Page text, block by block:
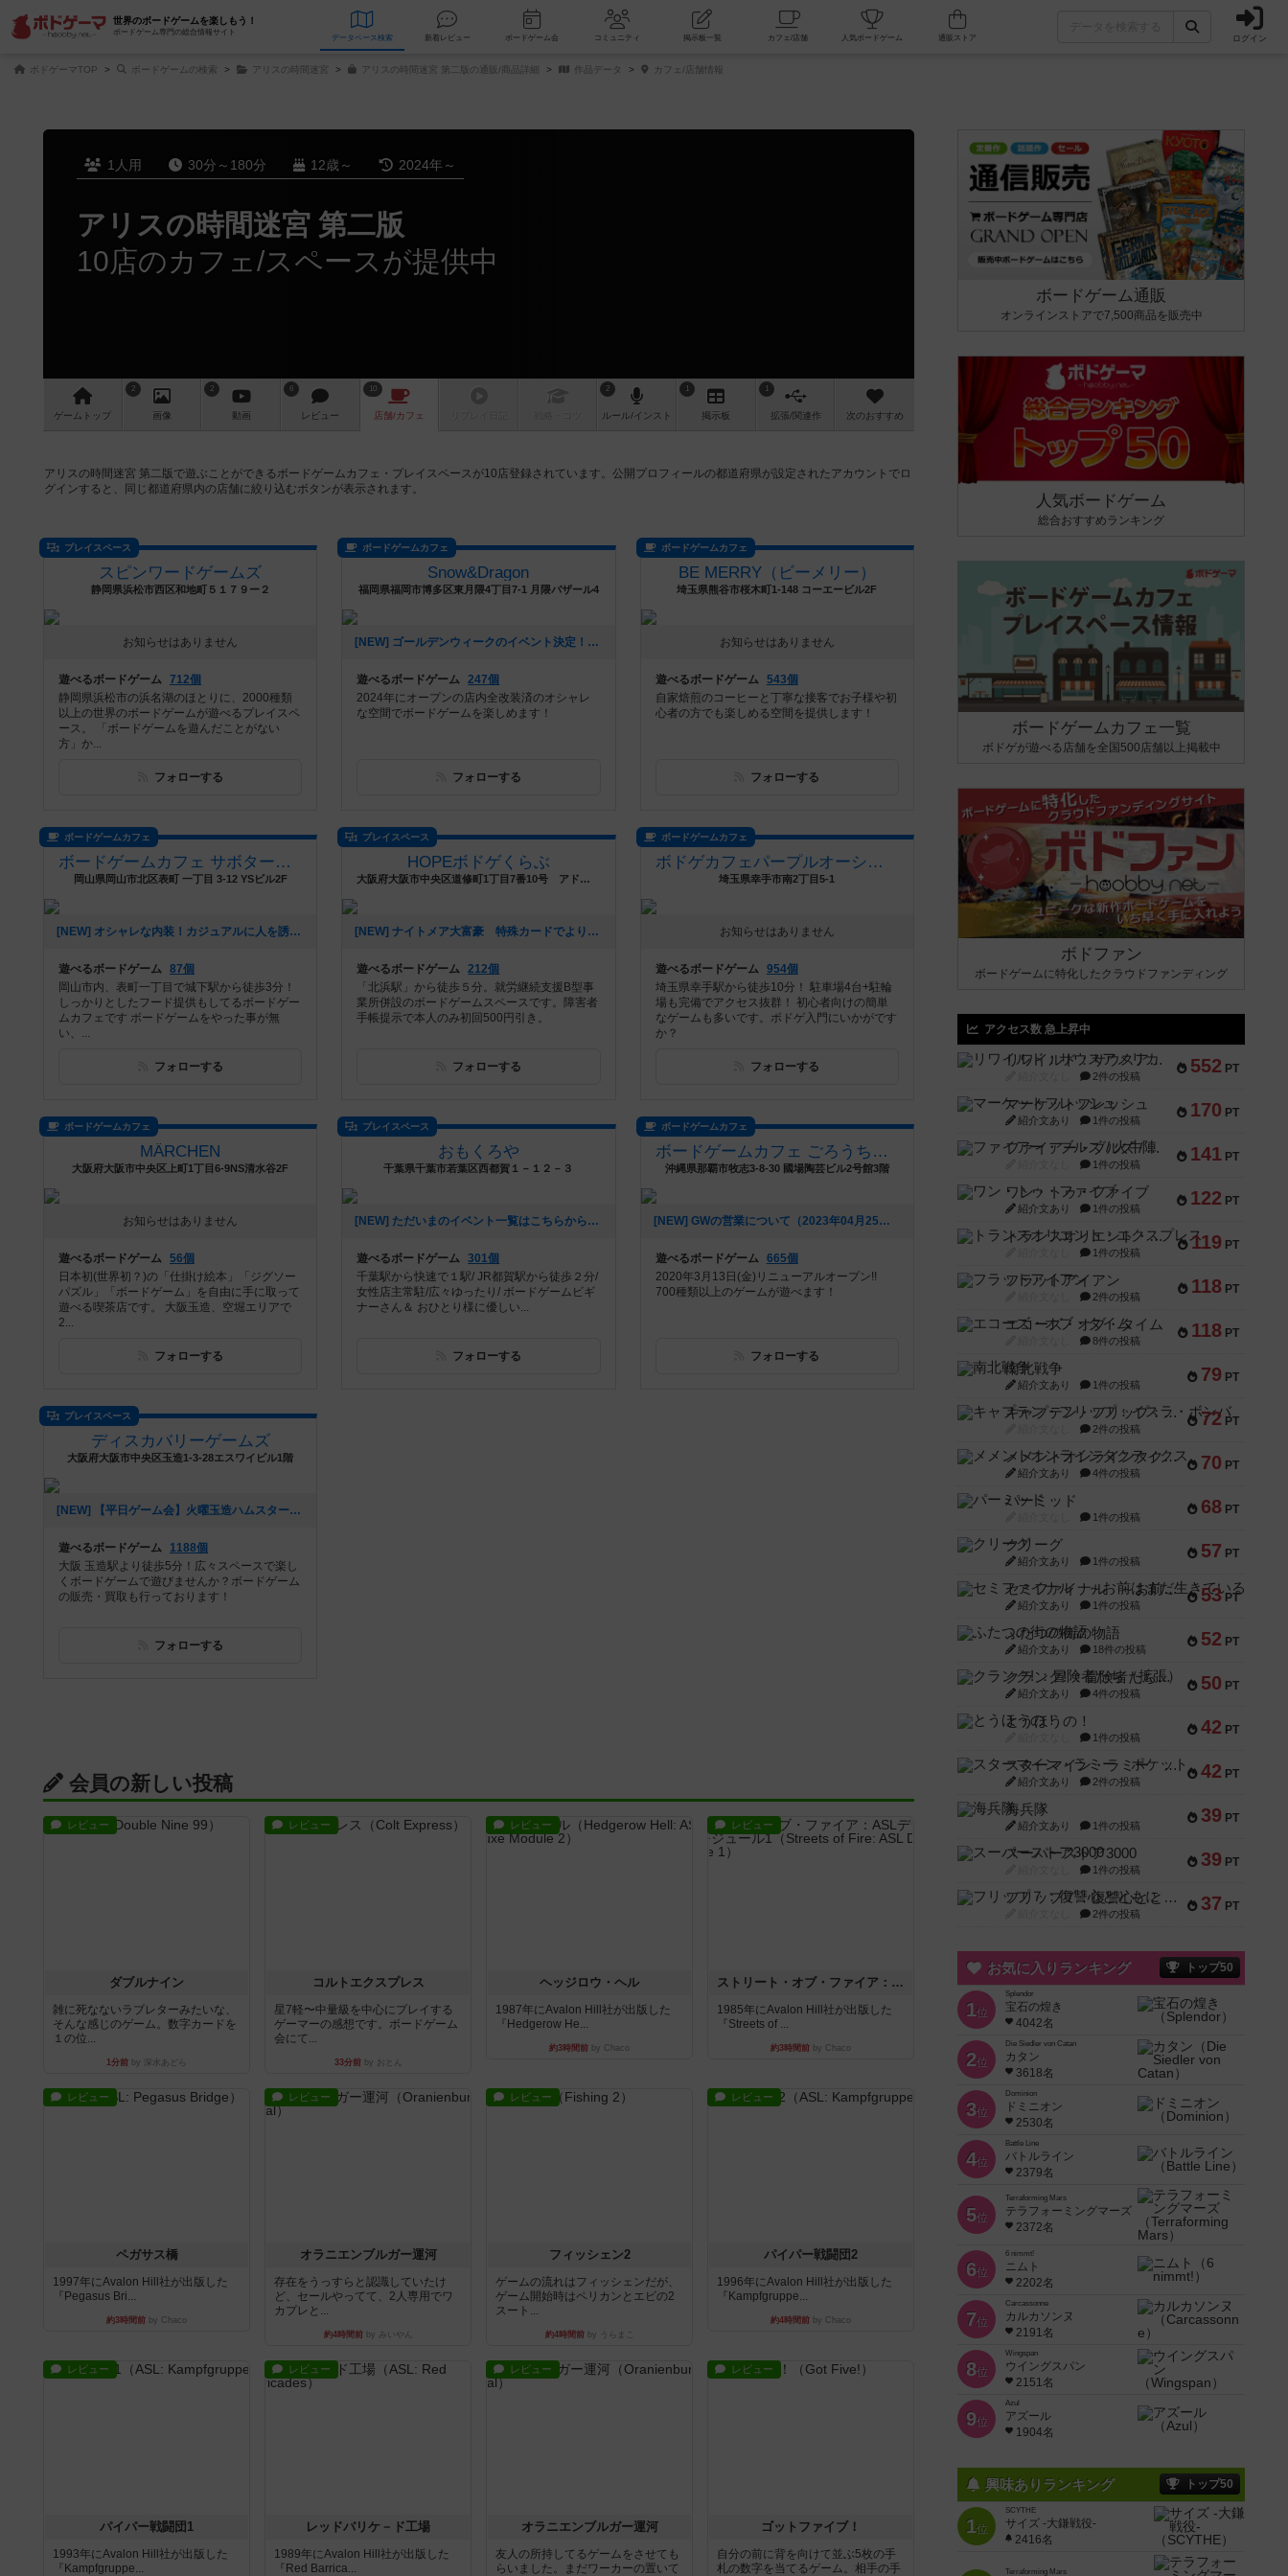
世界のボードゲームを楽しもう！
ボードゲーム専門の総合情報サイト
データベース 検索 新着レビュー ボードゲーム会 コミュニティ 掲示板一覧 カフェ/店舗 人気ボードゲーム ログイン
ボドゲーマTOP ボードゲームの検索 アリスの時間迷宮 アリスの時間迷宮 第二版の通販/商品詳細 作品データ カフェ/店舗情報
1人用 30分～180分 12歳～ 2024年～
アリスの時間迷宮 第二版
10店のカフェ/スペースが提供中
ゲーム トップ
2
画像
2
動画
6
レビュー
10
店舗/カフェ
2
ルール/インスト
1
掲示板
1
拡張/関連作 次のおすすめ
アリスの時間迷宮 第二版で遊ぶことができるボードゲームカフェ・プレイスペースが10店登録されています。公開プロフィールの都道府県が設定されたアカウントでロ
グインすると、同じ都道府県内の店舗に絞り込むボタンが表示されます。
プレイスペース
スピンワードゲームズ
静岡県浜松市西区和地町５１７９ー２
お知らせはありません
遊べるボードゲーム 712個
静岡県浜松市の浜名湖のほとりに、2000種類
以上の世界のボードゲームが遊べるプレイスペ
ース。 「ボードゲームを遊んだことがない
方」か...
フォローする
ボードゲームカフェ
Snow&Dragon
福岡県福岡市博多区東月隈4丁目7-1 月隈バザール4
[NEW] ゴールデンウィークのイベント決定！！（2026年04月28日 15時49分）
遊べるボードゲーム 247個
2024年にオープンの店内全改装済のオシャレ
な空間でボードゲームを楽しめます！
フォローする
ボードゲームカフェ
BE MERRY（ビーメリー）
埼玉県熊谷市桜木町1-148 コーエービル2F
お知らせはありません
遊べるボードゲーム 543個
自家焙煎のコーヒーと丁寧な接客でお子様や初
心者の方でも楽しめる空間を提供します！
フォローする
ボードゲームカフェ
ボードゲームカフェ サボタージュ
岡山県岡山市北区表町 一丁目 3-12 YSビル2F
[NEW] オシャレな内装！カジュアルに人を誘えるお店です！（2025年06月17日 10時54分）
遊べるボードゲーム 87個
岡山市内、表町一丁目で城下駅から徒歩3分！
しっかりとしたフード提供もしてるボードゲー
ムカフェです ボードゲームをやった事が無
い、...
フォローする
プレイスペース
HOPEボドゲくらぶ
大阪府大阪市中央区道修町1丁目7番10号 アドバンスビル北浜３F
[NEW] ナイトメア大富豪 特殊カードでより戦略的になった大富豪（2025年02月03日 11時33分）
遊べるボードゲーム 212個
「北浜駅」から徒歩５分。就労継続支援B型事
業所併設のボードゲームスペースです。障害者
手帳提示で本人のみ初回500円引き。
フォローする
ボードゲームカフェ
ボドゲカフェパープルオーシャン
埼玉県幸手市南2丁目5-1
お知らせはありません
遊べるボードゲーム 954個
埼玉県幸手駅から徒歩10分！ 駐車場4台+駐輪
場も完備でアクセス抜群！ 初心者向けの簡単
なゲームも多いです。ボドゲ入門にいかがです
か？
フォローする
ボードゲームカフェ
MÄRCHEN
大阪府大阪市中央区上町1丁目6-9NS清水谷2F
お知らせはありません
遊べるボードゲーム 56個
日本初(世界初？)の「仕掛け絵本」「ジグソー
パズル」「ボードゲーム」を自由に手に取って
遊べる喫茶店です。 大阪玉造、空堀エリアで
2...
フォローする
プレイスペース
おもくろや
千葉県千葉市若葉区西都賀１－１２－３
[NEW] ただいまのイベント一覧はこちらからご確認いただけます(*'▽')b（2023年05月13日 20時17分）
遊べるボードゲーム 301個
千葉駅から快速で１駅/ JR都賀駅から徒歩２分/
女性店主常駐/広々ゆったり/ ボードゲームビギ
ナーさん＆ おひとり様に優しい...
フォローする
ボードゲームカフェ
ボードゲームカフェ ごろうちゃや
沖縄県那覇市牧志3-8-30 國場陶芸ビル2号館3階
[NEW] GWの営業について（2023年04月25日 19時40分）
遊べるボードゲーム 665個
2020年3月13日(金)リニューアルオープン!!
700種類以上のゲームが遊べます！
フォローする
プレイスペース
ディスカバリーゲームズ
大阪府大阪市中央区玉造1-3-28エスワイビル1階
[NEW] 【平日ゲーム会】火曜玉造ハムスター会！（2021年12月12日 15時29分）
遊べるボードゲーム
1188個
大阪 玉造駅より徒歩5分！広々スペースで楽し
くボードゲームで遊びませんか？ボードゲーム
の販売・買取も行っております！
フォローする
会員の新しい投稿
レビュー
ダブルナイン
雑に死なないラブレターみたいな、
そんな感じのゲーム。数字カードを
１の位...
1分前 by 深水あどら
レビュー
コルトエクスプレス
星7軽〜中量級を中心にプレイする
ゲーマーの感想です。ボードゲーム
会にて...
33分前by おとん
レビュー
ヘッジロウ・ヘル
1987年にAvalon Hill社が出版した
『Hedgerow He...
約3時間前 by Chaco
レビュー
ストリート・オブ・ファイア：ASLデラックスモジュール1
1985年にAvalon Hill社が出版した
『Streets of ...
約3時間前 by Chaco
レビュー
ペガサス橋
1997年にAvalon Hill社が出版した
『Pegasus Bri...
約3時間前 by Chaco
レビュー
オラニエンブルガー運河
存在をうっすらと認識していたけ
ど、セールやってて、2人専用でワ
カプレと...
約4時間前by みいやん
レビュー
フィッシェン2
ゲームの流れはフィッシェンだが、
ゲーム開始時はペリカンとエビの2
スート...
約4時間前by うらまこ
レビュー
パイパー戦闘団2
1996年にAvalon Hill社が出版した
『Kampfgruppe...
約4時間前 by Chaco
レビュー
パイパー戦闘団1
1993年にAvalon Hill社が出版した
『Kampfgruppe...
レビュー
レッドバリケ－ド工場
1989年にAvalon Hill社が出版した
『Red Barrica...
レビュー
オラニエンブルガー運河
友人の所持してるゲームをさせても
らいました。まだワーカーの置いて
レビュー
ゴットファイブ！
自分の前に背を向けて並ぶ5枚の手
札の数字を当てるゲーム。相手の手
ボードゲーム通販
オンラインストアで7,500商品を販売中
人気ボードゲーム
総合おすすめランキング
ボードゲームカフェ一覧
ボドゲが遊べる店舗を全国500店舗以上掲載中
ボドファン
ボードゲームに特化したクラウドファンディング
アクセス数 急上昇中
552 PT
リワイルド：サウスアメリカ
2件の投稿
170 PT
マーケットフレッシュ
紹介文あり 1件の投稿
141 PT
ファイアー・ブルズ / 火牛陣
1件の投稿
122 PT
ワン・トゥ・ファイブ
紹介文あり 1件の投稿
119 PT
トランスオリエント・エクスプレス
1件の投稿
118 PT
フラットアイアン
2件の投稿
118 PT
エコーズ・オブ・タイム
8件の投稿
79 PT
南北戦争
紹介文あり 1件の投稿
72 PT
キャプテン・フリップ：イスラ・ボンバ
2件の投稿
70 PT
メメントオンラインタクティクス
紹介文あり 4件の投稿
68 PT
パーミッド
1件の投稿
57 PT
クリーグ
紹介文あり 1件の投稿
53 PT
セミファイナル ～お前はまだ生きている～
紹介文あり 1件の投稿
52 PT
ふたつの街の物語
紹介文あり 18件の投稿
50 PT
クランク! ：冒険者たち（拡張）
紹介文あり 4件の投稿
42 PT
とうほうの！
1件の投稿
42 PT
スターマイン・ラミー ポケット
紹介文あり 2件の投稿
39 PT
海兵隊
紹介文あり 1件の投稿
39 PT
スーパーストア3000
1件の投稿
37 PT
フリップ７：復讐心とともに
2件の投稿
お気に入りランキング トップ50
1位
Splendor
宝石の煌き
4042名
2位
Die Siedler von Catan
カタン
3618名
3位
Dominion
ドミニオン
2530名
4位
Battle Line
バトルライン
2379名
5位
Terraforming Mars
テラフォーミングマーズ
2372名
6位
6 nimmt!
ニムト
2202名
7位
Carcassonne
カルカソンヌ
2191名
8位
Wingspan
ウイングスパン
2151名
9位
Azul
アズール
1904名
興味ありランキング トップ50
1位
SCYTHE
サイズ -大鎌戦役-
2416名
Terraforming Mars